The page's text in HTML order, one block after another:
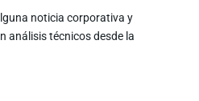
noticia corporativa y
análisis técnicos desde la